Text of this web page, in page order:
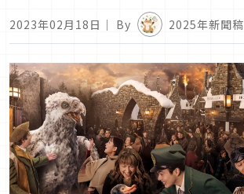
2023年02月18日 ｜ By 2025年新聞稿